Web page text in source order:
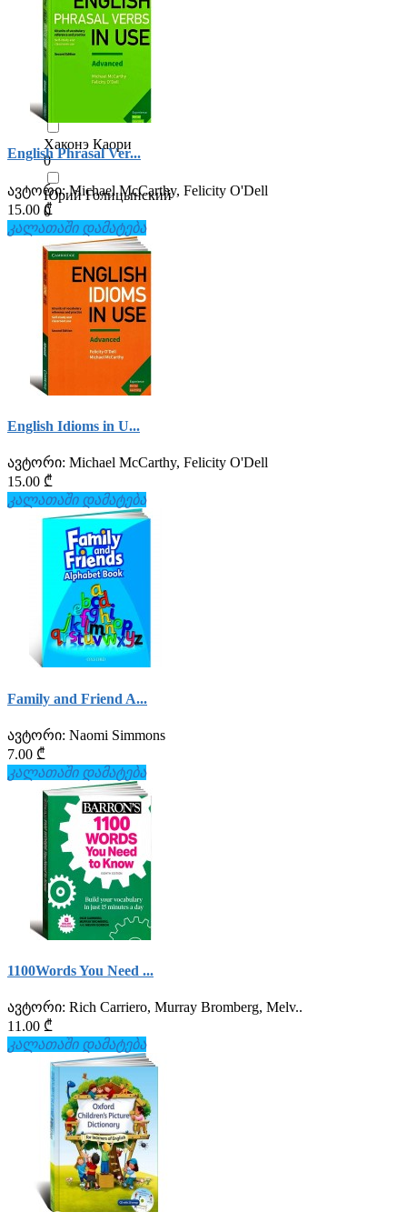
0
Ольга Афанасьева
0
Сергей Матвеев
0
Хаконэ Каори
0
Юрий Голицынский
0
English Phrasal Ver...
ავტორი:Michael McCarthy, Felicity O'Dell
15.00 ₾
კალათაში დამატება
English Idioms in U...
ავტორი: Michael McCarthy, Felicity O'Dell
15.00 ₾
კალათაში დამატება
Family and Friend A...
ავტორი: Naomi Simmons
7.00 ₾
კალათაში დამატება
1100Words You Need ...
ავტორი: Rich Carriero, Murray Bromberg, Melv..
11.00 ₾
კალათაში დამატება